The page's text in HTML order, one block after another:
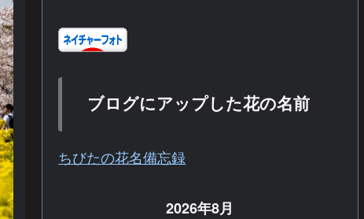
ブログにアップした花の名前
ちびたの花名備忘録
2026年8月